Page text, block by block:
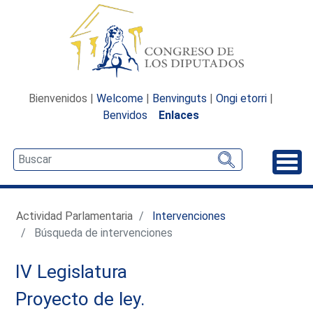
Bienvenidos | Welcome | Benvinguts | Ongi etorri |
Benvidos
Enlaces
Actividad Parlamentaria
Intervenciones
Búsqueda de intervenciones
IV Legislatura
Proyecto de ley.